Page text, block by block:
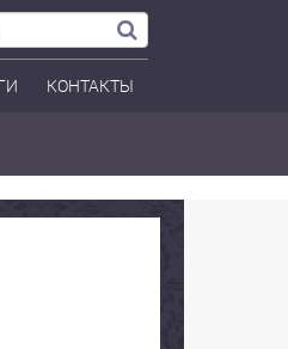
КОНТАКТЫ